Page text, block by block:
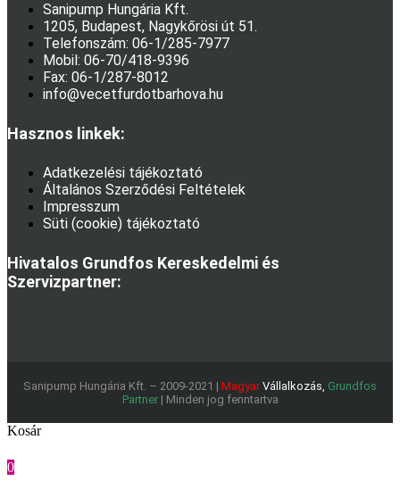
Sanipump Hungária Kft.
1205, Budapest, Nagykőrösi út 51.
Telefonszám: 06-1/285-7977
Mobil: 06-70/418-9396
Fax: 06-1/287-8012
info@vecetfurdotbarhova.hu
Hasznos linkek:
Adatkezelési tájékoztató
Általános Szerződési Feltételek
Impresszum
Süti (cookie) tájékoztató
Hivatalos Grundfos Kereskedelmi és
Szervizpartner:
Sanipump Hungária Kft. – 2009-2021 | Magyar Vállalkozás, Grundfos
Partner| Minden jog fenntartva
Kosár
0